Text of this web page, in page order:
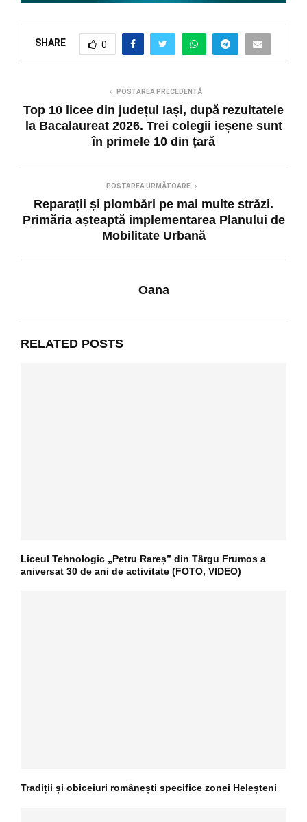
SHARE 0
POSTAREA PRECEDENTĂ
Top 10 licee din județul Iași, după rezultatele
la Bacalaureat 2026. Trei colegii ieșene sunt
în primele 10 din țară
POSTAREA URMĂTOARE
Reparații și plombări pe mai multe străzi.
Primăria așteaptă implementarea Planului de
Mobilitate Urbană
Oana
RELATED POSTS
Liceul Tehnologic „Petru Rareș” din Târgu Frumos a
aniversat 30 de ani de activitate (FOTO, VIDEO)
Tradiții și obiceiuri românești specifice zonei Heleșteni